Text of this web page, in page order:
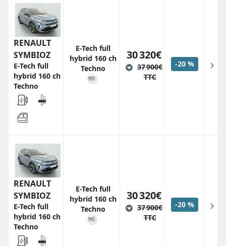
RENAULT
SYMBIOZ
E-Tech full
hybrid 160 ch
Techno
E-Tech full
hybrid 160 ch
Techno
30 320€
37 900€
TTC
-20 %
RENAULT
SYMBIOZ
E-Tech full
hybrid 160 ch
Techno
E-Tech full
hybrid 160 ch
Techno
30 320€
37 900€
TTC
-20 %